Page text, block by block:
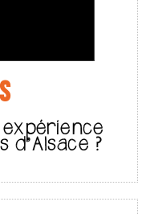
d’Alsace ?